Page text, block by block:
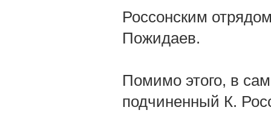
Россонским
Пожидаев.
Помимо этого, в
подчиненный К.